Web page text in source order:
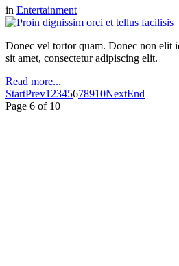
in Entertainment
Donec vel tortor quam. Donec non elit
sit amet, consectetur adipiscing elit.
Read more...
StartPrev1 2345678910NextEnd
Page 6 of 10